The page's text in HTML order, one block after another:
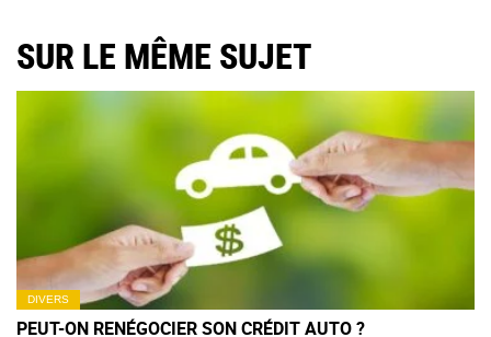
SUR LE MÊME SUJET
DIVERS
PEUT-ON RENÉGOCIER SON CRÉDIT AUTO ?